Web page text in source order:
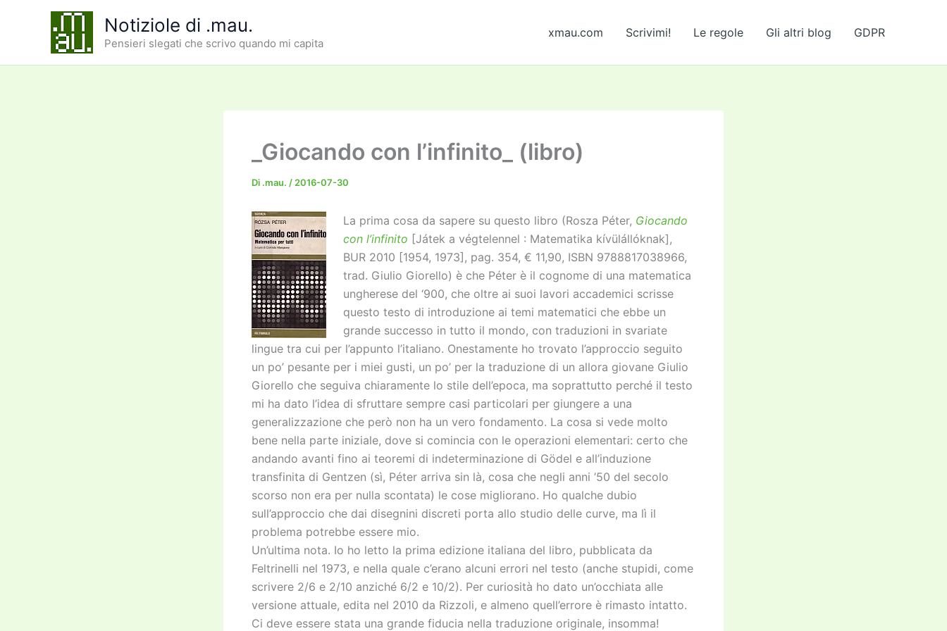
Notiziole di .mau.
Pensieri slegati che scrivo quando mi capita
xmau.com Scrivimi! Le regole Gli altri blog GDPR
_Giocando con l’infinito_ (libro)
Di .mau. / 2016-07-30
La prima cosa da sapere su questo libro (Rosza Péter, Giocando
con l’infinito [Játek a végtelennel : Matematika kívülállóknak],
BUR 2010 [1954, 1973], pag. 354, € 11,90, ISBN 9788817038966,
trad. Giulio Giorello) è che Péter è il cognome di una matematica
ungherese del ‘900, che oltre ai suoi lavori accademici scrisse
questo testo di introduzione ai temi matematici che ebbe un
grande successo in tutto il mondo, con traduzioni in svariate
lingue tra cui per l’appunto l’italiano. Onestamente ho trovato l’approccio seguito
un po’ pesante per i miei gusti, un po’ per la traduzione di un allora giovane Giulio
Giorello che seguiva chiaramente lo stile dell’epoca, ma soprattutto perché il testo
mi ha dato l’idea di sfruttare sempre casi particolari per giungere a una
generalizzazione che però non ha un vero fondamento. La cosa si vede molto
bene nella parte iniziale, dove si comincia con le operazioni elementari: certo che
andando avanti fino ai teoremi di indeterminazione di Gödel e all’induzione
transfinita di Gentzen (sì, Péter arriva sin là, cosa che negli anni ’50 del secolo
scorso non era per nulla scontata) le cose migliorano. Ho qualche dubio
sull’approccio che dai disegnini discreti porta allo studio delle curve, ma lì il
problema potrebbe essere mio.
Un’ultima nota. Io ho letto la prima edizione italiana del libro, pubblicata da
Feltrinelli nel 1973, e nella quale c’erano alcuni errori nel testo (anche stupidi, come
scrivere 2/6 e 2/10 anziché 6/2 e 10/2). Per curiosità ho dato un’occhiata alle
versione attuale, edita nel 2010 da Rizzoli, e almeno quell’errore è rimasto intatto.
Ci deve essere stata una grande fiducia nella traduzione originale, insomma!